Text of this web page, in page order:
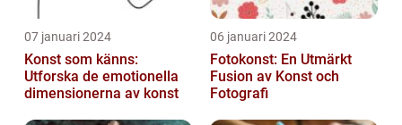
07 januari 2024
Konst som känns:
Utforska de emotionella
dimensionerna av konst
06 januari 2024
Fotokonst: En Utmärkt
Fusion av Konst och
Fotografi